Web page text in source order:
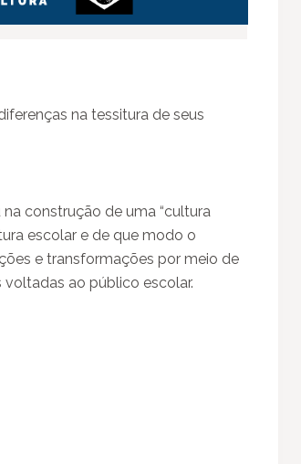
na tessitura de seus
construção de uma “cultura
escolar e de que modo o
e transformações por meio de
ao público escolar.